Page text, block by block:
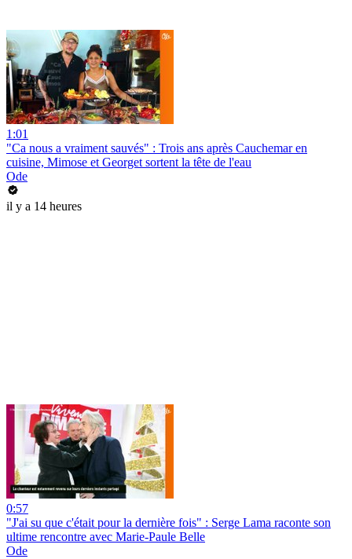
1:01
"Ca nous a vraiment sauvés" : Trois ans après Cauchemar en
cuisine, Mimose et Georget sortent la tête de l'eau
Ode
il y a 14 heures
0:57
"J'ai su que c'était pour la dernière fois" : Serge Lama raconte son
ultime rencontre avec Marie-Paule Belle
Ode